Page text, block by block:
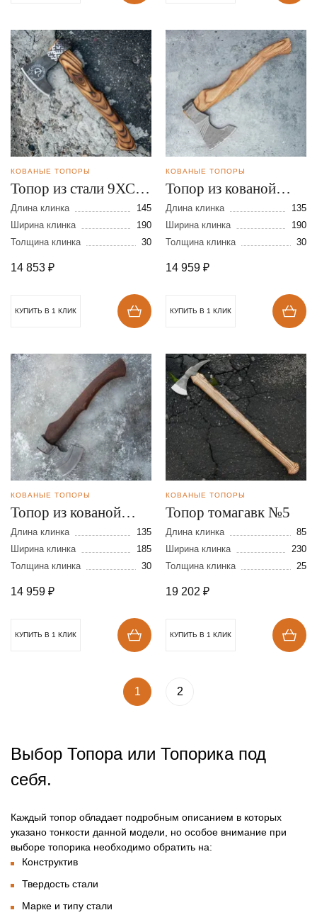
КОВАНЫЕ ТОПОРЫ
Топор из стали 9ХС с
художественным
оформлением
Длина клинка
145
Ширина клинка
190
Толщина клинка
30
14 853 ₽
КУПИТЬ В 1 КЛИК
КОВАНЫЕ ТОПОРЫ
Топор из кованой
стали 9ХС с Х/О
Длина клинка
135
Ширина клинка
190
Толщина клинка
30
14 959 ₽
КУПИТЬ В 1 КЛИК
КОВАНЫЕ ТОПОРЫ
Топор из кованой
стали 9ХС с Х/О
Длина клинка
135
Ширина клинка
185
Толщина клинка
30
14 959 ₽
КУПИТЬ В 1 КЛИК
КОВАНЫЕ ТОПОРЫ
Топор томагавк №5
Длина клинка
85
Ширина клинка
230
Толщина клинка
25
19 202 ₽
КУПИТЬ В 1 КЛИК
1 2
Выбор Топора или Топорика под
себя.
Каждый топор обладает подробным описанием в которых
указано тонкости данной модели, но особое внимание при
выборе топорика необходимо обратить на:
Конструктив
Твердость стали
Марке и типу стали